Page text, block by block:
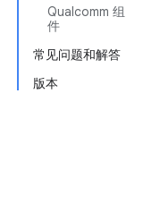
Qualcomm 组
件
常见问题和解答
版本